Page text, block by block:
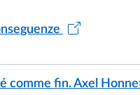
comme fin. Axel